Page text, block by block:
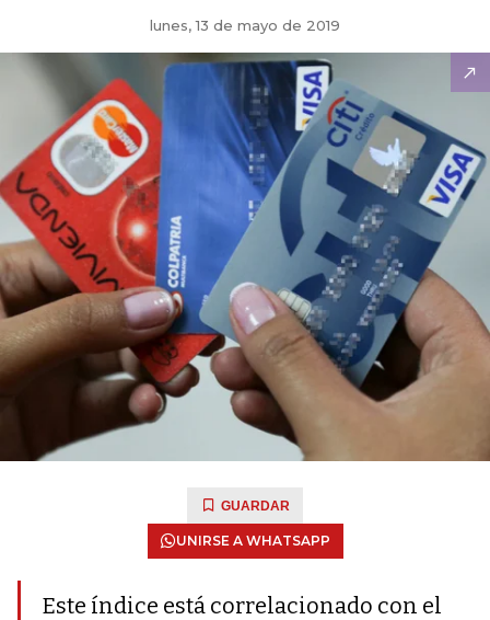
lunes, 13 de mayo de 2019
GUARDAR
UNIRSE A WHATSAPP
Este índice está correlacionado con el